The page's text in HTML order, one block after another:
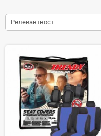
Релевантност